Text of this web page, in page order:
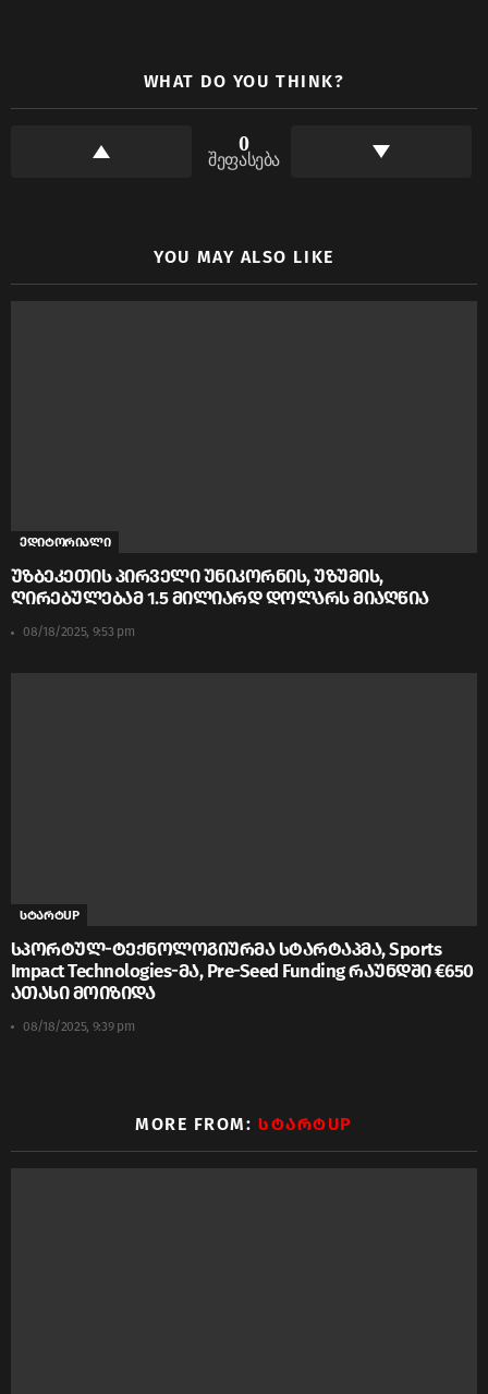
WHAT DO YOU THINK?
0
შეფასება
YOU MAY ALSO LIKE
ედიტორიალი
უზბეკეთის პირველი უნიკორნის, უზუმის,
ღირებულებამ 1.5 მილიარდ დოლარს მიაღწია
08/18/2025, 9:53 pm
სტარტUP
სპორტულ-ტექნოლოგიურმა სტარტაპმა, Sports
Impact Technologies-მა, Pre-Seed Funding რაუნდში €650
ათასი მოიზიდა
08/18/2025, 9:39 pm
MORE FROM:ᲡᲢᲐᲠᲢUP